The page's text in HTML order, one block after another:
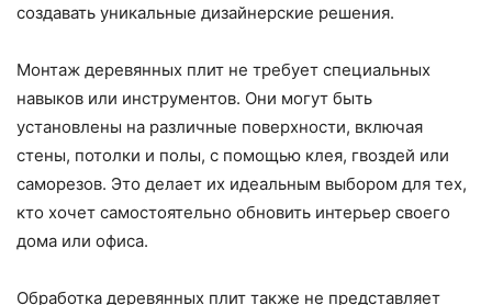
создавать уникальные дизайнерские решения.
Монтаж деревянных плит не требует специальных
навыков или инструментов. Они могут быть
установлены на различные поверхности, включая
стены, потолки и полы, с помощью клея, гвоздей или
саморезов. Это делает их идеальным выбором для тех,
кто хочет самостоятельно обновить интерьер своего
дома или офиса.
Обработка деревянных плит также не представляет